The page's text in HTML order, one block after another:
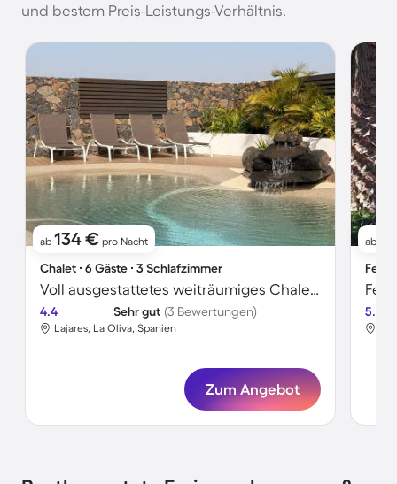
und bestem Preis-Leistungs-Verhältnis.
ab 134 € pro Nacht
Chalet ∙ 6 Gäste ∙ 3 Schlafzimmer
Voll ausgestattetes weiträumiges Chalet mit Garten, Grill und Terrasse | Perfekt für die Arbeit von Zuhause
4.4 Sehr gut (3 Bewertungen)
Lajares, La Oliva, Spanien
Zum Angebot
ab
5.0